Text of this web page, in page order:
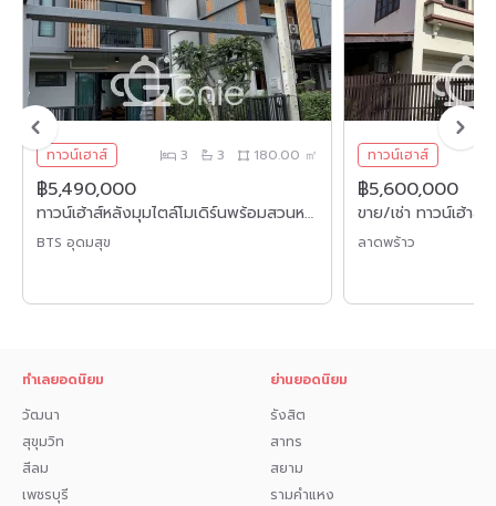
- ใกล้ธนาคารทุกธนาคาร
**การเดินทาง**
- ตัวบ้านห่างจากหน้าโครงการ 210 เมตร
- หน้าโครงการห่างจากถนนใหญ่ 1.4 กิโลเมตร ถนนนครอินทร์
- เชื่อมต่อถนนนครอินทร์, ถนนราชพฤกษ์, ถนนพระราม5, ถนน
กาญจนาภิเษก
- ใกล้จุดขึ้นทางด่วน "ศรีรัช"
สามารถนัดชมบ้าน หรือสอบถามข้อมูลเบื้องต้น ทุกวัน ได้ที่เบอร์
095-264-4465 , 02-494-9187
คุยไลน์กับบ้านบางกอก > @bangkokassets (มี@ด้วยนะคะ)
Instagram: Bangkok_asset
ทาวน์เฮาส์ 3 3 180.00 ㎡
฿5,490,000
ทาวน์เฮ้าส์หลังมุมไตล์โมเดิร์นพร้อมสวนหลังบ้านส่วนตัว โครงการ Eco Space Bangna
BTS อุดมสุข
ทาวน์เฮาส์
฿5,600,000
ลาดพร้าว
ทำเลยอดนิยม
วัฒนา
สุขุมวิท
สีลม
เพชรบุรี
ย่านยอดนิยม
รังสิต
สาทร
สยาม
รามคำแหง